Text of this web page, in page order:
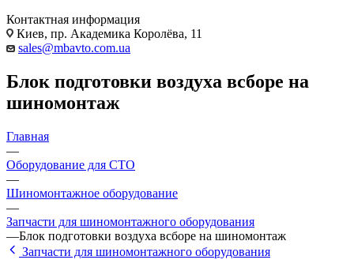
Контактная информация
Киев, пр. Академика Королёва, 11
sales@mbavto.com.ua
Блок подготовки воздуха всборе на
шиномонтаж
Главная
—
Оборудование для СТО
—
Шиномонтажное оборудование
—
Запчасти для шиномонтажного оборудования
—Блок подготовки воздуха всборе на шиномонтаж
Запчасти для шиномонтажного оборудования